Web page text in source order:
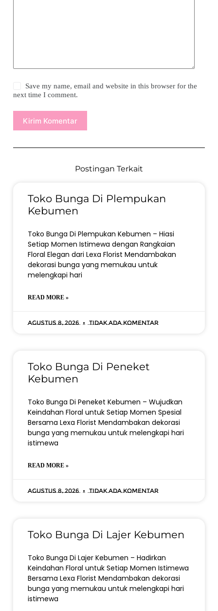
Save my name, email and website in this browser for the
next time I comment.
Kirim Komentar
Postingan Terkait
Toko Bunga Di Plempukan
Kebumen
Toko Bunga Di Plempukan Kebumen – Hiasi
Setiap Momen Istimewa dengan Rangkaian
Floral Elegan dari Lexa Florist Mendambakan
dekorasi bunga yang memukau untuk
melengkapi hari
READ MORE »
Agustus 8, 2026 Tidak ada komentar
Toko Bunga Di Peneket
Kebumen
Toko Bunga Di Peneket Kebumen – Wujudkan
Keindahan Floral untuk Setiap Momen Spesial
Bersama Lexa Florist Mendambakan dekorasi
bunga yang memukau untuk melengkapi hari
istimewa
READ MORE »
Agustus 8, 2026 Tidak ada komentar
Toko Bunga Di Lajer Kebumen
Toko Bunga Di Lajer Kebumen – Hadirkan
Keindahan Floral untuk Setiap Momen Istimewa
Bersama Lexa Florist Mendambakan dekorasi
bunga yang memukau untuk melengkapi hari
istimewa